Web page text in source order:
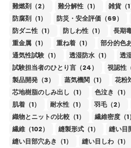
難燃剤（2）
難分解性（1） 雑貨（1
防腐剤（1）
防災・安全評価（69）
防ダニ性（1）
防しわ性（1） 長期
重金属（1）
重ね着（1）
部分的色
通気性試験（1）
透湿防水（1） 透
試験担当者のひとり言（24）
視認性（
製品開発（3）
蒸気機関（1）
花粉
芯地樹脂のしみ出し（1）
色泣き（1）
肌着（1）
耐水性（1） 羽毛（2）
織物とニットの比較（1）
繊維密度（1）
繊維（102）
縫製形式（1）
縫い目
縫い目部穴あき（1）
縫い目しわ（1）